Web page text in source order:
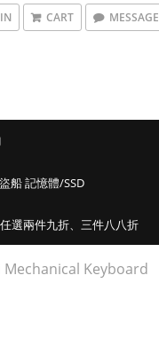
CART MESSAGE
船 記憶體/SSD
選兩件九折、三件八八折